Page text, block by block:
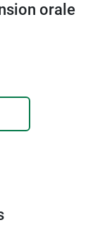
la
son
quant à
orale